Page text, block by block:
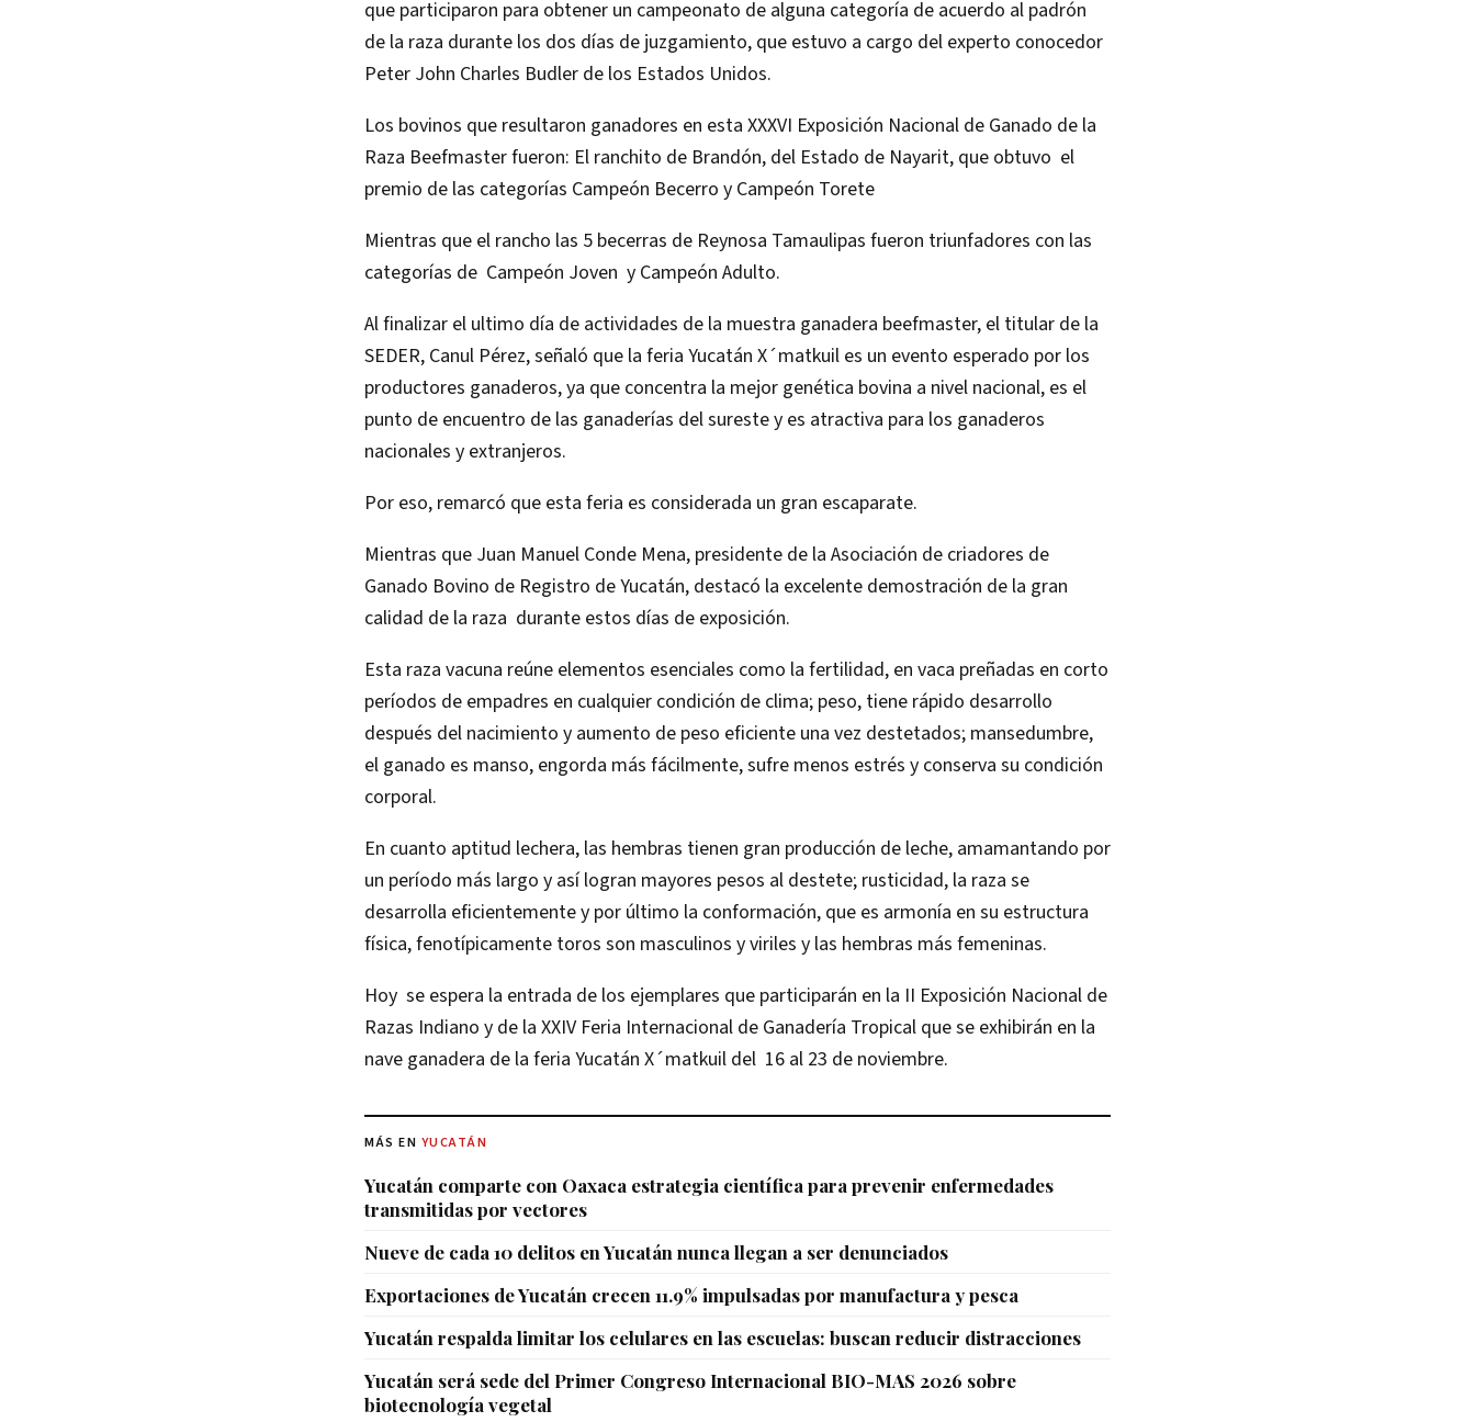
que participaron para obtener un campeonato de alguna categoría de acuerdo al padrón
de la raza durante los dos días de juzgamiento, que estuvo a cargo del experto conocedor
Peter John Charles Budler de los Estados Unidos.
Los bovinos que resultaron ganadores en esta XXXVI Exposición Nacional de Ganado de la
Raza Beefmaster fueron: El ranchito de Brandón, del Estado de Nayarit, que obtuvo el
premio de las categorías Campeón Becerro y Campeón Torete
Mientras que el rancho las 5 becerras de Reynosa Tamaulipas fueron triunfadores con las
categorías de Campeón Joven y Campeón Adulto.
Al finalizar el ultimo día de actividades de la muestra ganadera beefmaster, el titular de la
SEDER, Canul Pérez, señaló que la feria Yucatán X´matkuil es un evento esperado por los
productores ganaderos, ya que concentra la mejor genética bovina a nivel nacional, es el
punto de encuentro de las ganaderías del sureste y es atractiva para los ganaderos
nacionales y extranjeros.
Por eso, remarcó que esta feria es considerada un gran escaparate.
Mientras que Juan Manuel Conde Mena, presidente de la Asociación de criadores de
Ganado Bovino de Registro de Yucatán, destacó la excelente demostración de la gran
calidad de la raza durante estos días de exposición.
Esta raza vacuna reúne elementos esenciales como la fertilidad, en vaca preñadas en corto
períodos de empadres en cualquier condición de clima; peso, tiene rápido desarrollo
después del nacimiento y aumento de peso eficiente una vez destetados; mansedumbre,
el ganado es manso, engorda más fácilmente, sufre menos estrés y conserva su condición
corporal.
En cuanto aptitud lechera, las hembras tienen gran producción de leche, amamantando por
un período más largo y así logran mayores pesos al destete; rusticidad, la raza se
desarrolla eficientemente y por último la conformación, que es armonía en su estructura
física, fenotípicamente toros son masculinos y viriles y las hembras más femeninas.
Hoy se espera la entrada de los ejemplares que participarán en la II Exposición Nacional de
Razas Indiano y de la XXIV Feria Internacional de Ganadería Tropical que se exhibirán en la
nave ganadera de la feria Yucatán X´matkuil del 16 al 23 de noviembre.
MÁS EN YUCATÁN
Yucatán comparte con Oaxaca estrategia científica para prevenir enfermedades
transmitidas por vectores
Nueve de cada 10 delitos en Yucatán nunca llegan a ser denunciados
Exportaciones de Yucatán crecen 11.9% impulsadas por manufactura y pesca
Yucatán respalda limitar los celulares en las escuelas: buscan reducir distracciones
Yucatán será sede del Primer Congreso Internacional BIO-MAS 2026 sobre
biotecnología vegetal